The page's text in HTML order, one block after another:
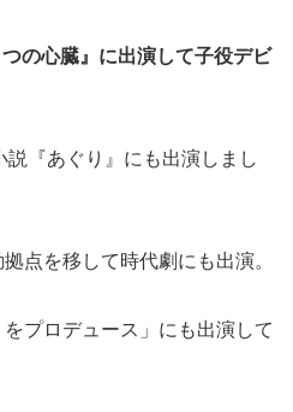
の心臓』に出演して子役デビ
『あぐり』にも出演しまし
点を移して時代劇にも出演。
プロデュース」にも出演して